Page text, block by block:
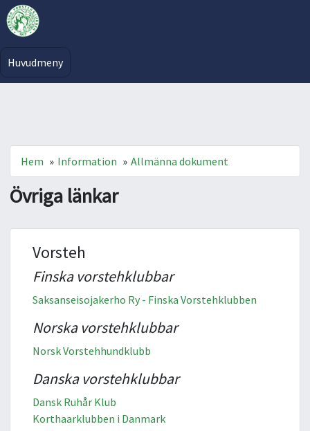
Huvudmeny
Hem » Information » Allmänna dokument
Övriga länkar
Vorsteh
Finska vorstehklubbar
Saksanseisojakerho Ry - Finska Vorstehklubben
Norska vorstehklubbar
Norsk Vorstehhundklubb
Danska vorstehklubbar
Dansk Ruhår Klub
Korthaarklubben i Danmark